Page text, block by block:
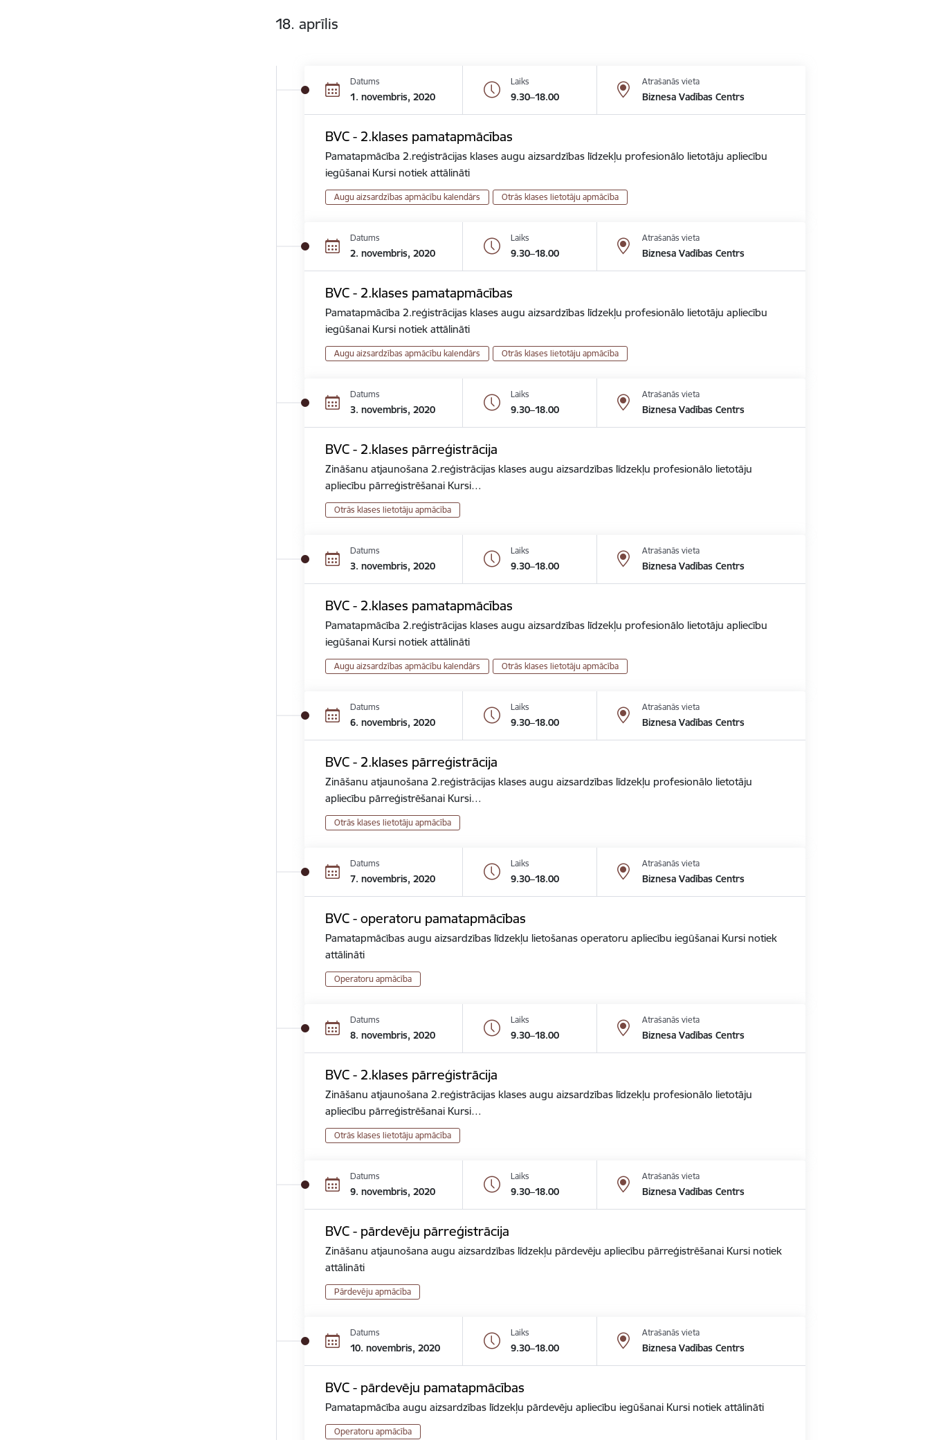
18. aprīlis
Datums
1. novembris, 2020
Laiks
9.30–18.00
Atrašanās vieta
Biznesa Vadības Centrs
BVC - 2.klases pamatapmācības
Pamatapmācība 2.reģistrācijas klases augu aizsardzības līdzekļu profesionālo lietotāju apliecību
iegūšanai Kursi notiek attālināti
Augu aizsardzības apmācību kalendārs Otrās klases lietotāju apmācība
Datums
2. novembris, 2020
Laiks
9.30–18.00
Atrašanās vieta
Biznesa Vadības Centrs
BVC - 2.klases pamatapmācības
Pamatapmācība 2.reģistrācijas klases augu aizsardzības līdzekļu profesionālo lietotāju apliecību
iegūšanai Kursi notiek attālināti
Augu aizsardzības apmācību kalendārs Otrās klases lietotāju apmācība
Datums
3. novembris, 2020
Laiks
9.30–18.00
Atrašanās vieta
Biznesa Vadības Centrs
BVC - 2.klases pārreģistrācija
Zināšanu atjaunošana 2.reģistrācijas klases augu aizsardzības līdzekļu profesionālo lietotāju
apliecību pārreģistrēšanai Kursi…
Otrās klases lietotāju apmācība
Datums
3. novembris, 2020
Laiks
9.30–18.00
Atrašanās vieta
Biznesa Vadības Centrs
BVC - 2.klases pamatapmācības
Pamatapmācība 2.reģistrācijas klases augu aizsardzības līdzekļu profesionālo lietotāju apliecību
iegūšanai Kursi notiek attālināti
Augu aizsardzības apmācību kalendārs Otrās klases lietotāju apmācība
Datums
6. novembris, 2020
Laiks
9.30–18.00
Atrašanās vieta
Biznesa Vadības Centrs
BVC - 2.klases pārreģistrācija
Zināšanu atjaunošana 2.reģistrācijas klases augu aizsardzības līdzekļu profesionālo lietotāju
apliecību pārreģistrēšanai Kursi…
Otrās klases lietotāju apmācība
Datums
7. novembris, 2020
Laiks
9.30–18.00
Atrašanās vieta
Biznesa Vadības Centrs
BVC - operatoru pamatapmācības
Pamatapmācības augu aizsardzības līdzekļu lietošanas operatoru apliecību iegūšanai Kursi notiek
attālināti
Operatoru apmācība
Datums
8. novembris, 2020
Laiks
9.30–18.00
Atrašanās vieta
Biznesa Vadības Centrs
BVC - 2.klases pārreģistrācija
Zināšanu atjaunošana 2.reģistrācijas klases augu aizsardzības līdzekļu profesionālo lietotāju
apliecību pārreģistrēšanai Kursi…
Otrās klases lietotāju apmācība
Datums
9. novembris, 2020
Laiks
9.30–18.00
Atrašanās vieta
Biznesa Vadības Centrs
BVC - pārdevēju pārreģistrācija
Zināšanu atjaunošana augu aizsardzības līdzekļu pārdevēju apliecību pārreģistrēšanai Kursi notiek
attālināti
Pārdevēju apmācība
Datums
10. novembris, 2020
Laiks
9.30–18.00
Atrašanās vieta
Biznesa Vadības Centrs
BVC - pārdevēju pamatapmācības
Pamatapmācība augu aizsardzības līdzekļu pārdevēju apliecību iegūšanai Kursi notiek attālināti
Operatoru apmācība